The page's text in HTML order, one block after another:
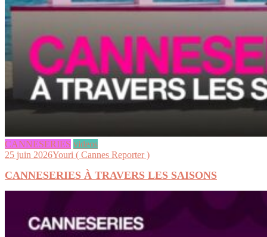
CANNESERIES videos
25 juin 2026Youri ( Cannes Reporter )
CANNESERIES À TRAVERS LES SAISONS